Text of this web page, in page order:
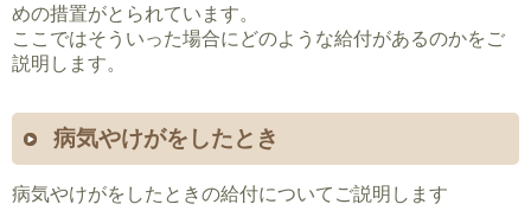
めの措置がとられています。
ここではそういった場合にどのような給付があるのかをご
説明します。
病気やけがをしたとき
病気やけがをしたときの給付についてご説明します